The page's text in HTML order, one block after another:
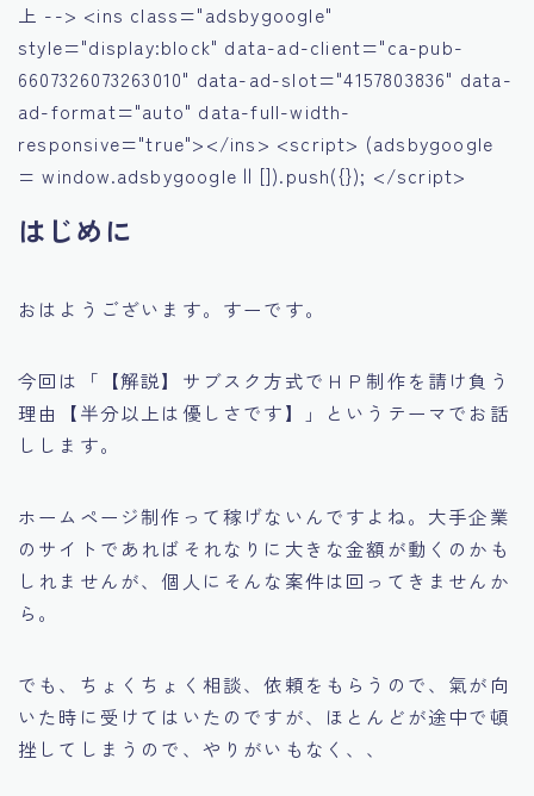
上 --> <ins class="adsbygoogle"
style="display:block" data-ad-client="ca-pub-
6607326073263010" data-ad-slot="4157803836" data-
ad-format="auto" data-full-width-
responsive="true"></ins> <script> (adsbygoogle
= window.adsbygoogle || []).push({}); </script>
はじめに
おはようございます。すーです。
今回は「【解説】サブスク方式でＨＰ制作を請け負う
理由【半分以上は優しさです】」というテーマでお話
しします。
ホームページ制作って稼げないんですよね。大手企業
のサイトであればそれなりに大きな金額が動くのかも
しれませんが、個人にそんな案件は回ってきませんか
ら。
でも、ちょくちょく相談、依頼をもらうので、氣が向
いた時に受けてはいたのですが、ほとんどが途中で頓
挫してしまうので、やりがいもなく、、